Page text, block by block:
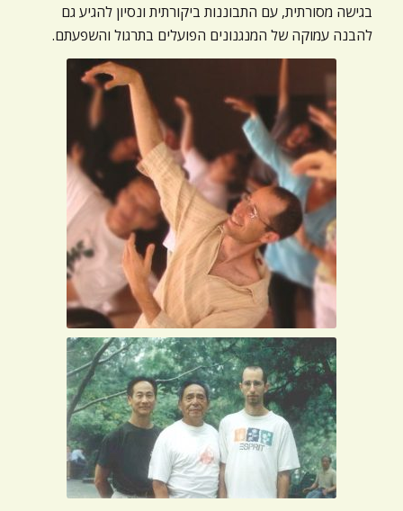
font_download סמן קישורים
לאפס
כל
האפשרויות
cached
בגישה מסורתית, עם התבוננות ביקורתית ונסיון להגיע גם
להבנה עמוקה של המנגנונים הפועלים בתרגול והשפעתם.